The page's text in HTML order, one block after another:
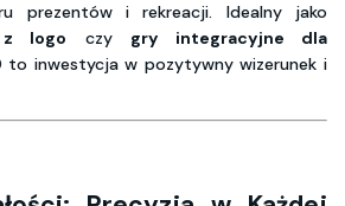
prezentów i rekreacji. Idealny jako
logo czy gry integracyjne dla
to inwestycja w pozytywny wizerunek i